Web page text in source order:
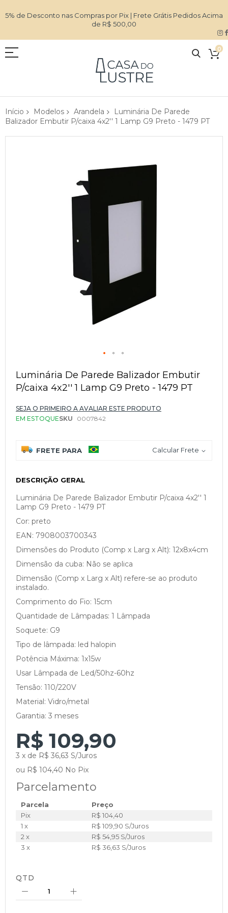
5% de Desconto nas Compras por Pix | Frete Grátis Pedidos Acima
de R$ 500,00
0
Início Modelos Arandela
Luminária De Parede
Balizador Embutir P/caixa 4x2'' 1 Lamp G9 Preto - 1479 PT
para
o
início
Galeria
de
Luminária De Parede Balizador Embutir
P/caixa 4x2'' 1 Lamp G9 Preto - 1479 PT
SEJA O PRIMEIRO A AVALIAR ESTE PRODUTO
EM ESTOQUESKU 0007842
FRETE PARA Calcular Frete
DESCRIÇÃO GERAL
Luminária De Parede Balizador Embutir P/caixa 4x2'' 1
Lamp G9 Preto - 1479 PT
Cor: preto
EAN: 7908003700343
Dimensões do Produto (Comp x Larg x Alt): 12x8x4cm
Dimensão da cuba: Não se aplica
Dimensão (Comp x Larg x Alt) refere-se ao produto
instalado.
Comprimento do Fio: 15cm
Quantidade de Lâmpadas: 1 Lâmpada
Soquete: G9
Tipo de lâmpada: led halopin
Potência Máxima: 1x15w
Usar Lâmpada de Led/50hz-60hz
Tensão: 110/220V
Material: Vidro/metal
Garantia: 3 meses
R$ 109,90
3 x de R$ 36,63 S/Juros
ou R$ 104,40 No Pix
Parcelamento
Parcela
Preço
Pix
R$ 104,40
1 x
R$ 109,90 S/Juros
2 x
R$ 54,95 S/Juros
3 x
R$ 36,63 S/Juros
QTD